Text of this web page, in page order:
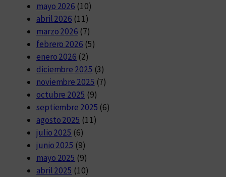
mayo 2026 (10)
abril 2026 (11)
marzo 2026 (7)
febrero 2026 (5)
enero 2026 (2)
diciembre 2025 (3)
noviembre 2025 (7)
octubre 2025 (9)
septiembre 2025 (6)
agosto 2025 (11)
julio 2025 (6)
junio 2025 (9)
mayo 2025 (9)
abril 2025 (10)